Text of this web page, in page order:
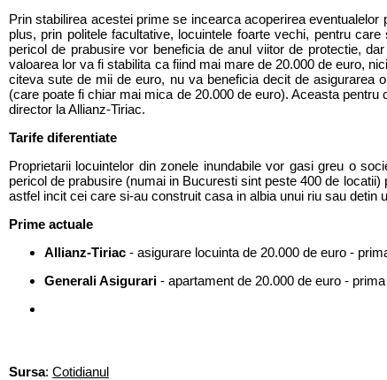
Prin stabilirea acestei prime se incearca acoperirea
plus, prin politele facultative, locuintele foarte vechi, pentru
pericol de prabusire vor beneficia de anul viitor de protectie,
valoarea lor va fi stabilita ca fiind mai mare de 20.000 de euro,
citeva sute de mii de euro, nu va beneficia decit de asigurarea
(care poate fi chiar mai mica de 20.000 de euro). Aceasta
director la Allianz-Tiriac.
Tarife diferentiate
Proprietarii locuintelor din zonele inundabile vor gasi greu o
pericol de prabusire (numai in Bucuresti sint peste 400 de
astfel incit cei care si-au construit casa in albia unui riu sau detin
Prime actuale
Allianz-Tiriac - asigurare locuinta de 20.000 de euro -
Generali Asigurari - apartament de 20.000 de euro -
Sursa: Cotidianul